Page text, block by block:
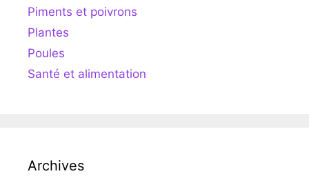
Piments et poivrons
Plantes
Poules
Santé et alimentation
Archives